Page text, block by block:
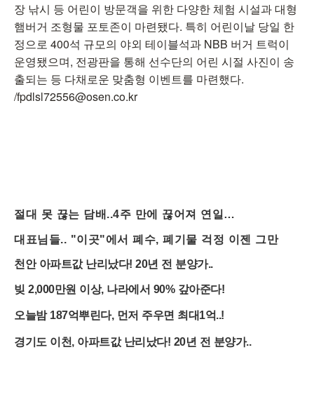
장 낚시 등 어린이 방문객을 위한 다양한 체험 시설과 대형
햄버거 조형물 포토존이 마련됐다. 특히 어린이날 당일 한
정으로 400석 규모의 야외 테이블석과 NBB 버거 트럭이
운영됐으며, 전광판을 통해 선수단의 어린 시절 사진이 송
출되는 등 다채로운 맞춤형 이벤트를 마련했다.
/fpdlsl72556@osen.co.kr